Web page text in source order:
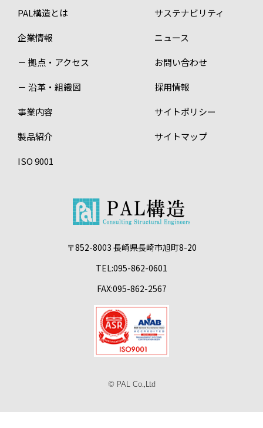
〒852-8003 長崎県長崎市旭町8-20
TEL:095-862-0601
FAX:095-862-2567
PAL構造とは
企業情報
－ 拠点・アクセス
－ 沿革・組織図
事業内容
製品紹介
ISO 9001
サステナビリティ
ニュース
お問い合わせ
採用情報
サイトポリシー
サイトマップ
© PAL Co.,Ltd